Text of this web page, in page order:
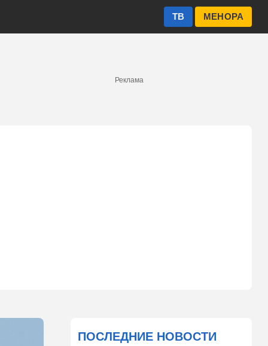
МЕНОРА
ТВ
Реклама
ПОСЛЕДНИЕ НОВОСТИ